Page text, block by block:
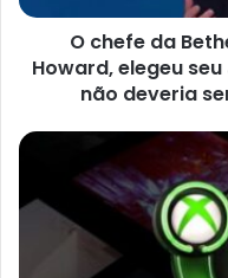
Todd
Howard,
elegeu
do
2025,
O chefe da
Howard, elegeu
não deveria
Xbox
semana